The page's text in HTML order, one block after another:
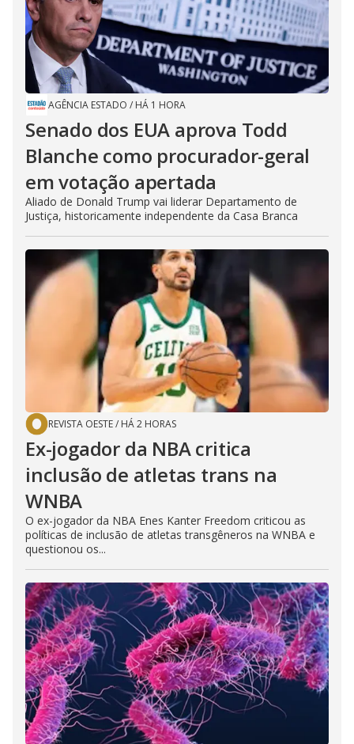
AGÊNCIA ESTADO / HÁ 1 HORA
Senado dos EUA aprova Todd
Blanche como procurador-geral
em votação apertada
Aliado de Donald Trump vai liderar Departamento de
Justiça, historicamente independente da Casa Branca
REVISTA OESTE/ HÁ 2 HORAS
Ex-jogador da NBA critica
inclusão de atletas trans na
WNBA
O ex-jogador da NBA Enes Kanter Freedom criticou as
políticas de inclusão de atletas transgêneros na WNBA e
questionou os...